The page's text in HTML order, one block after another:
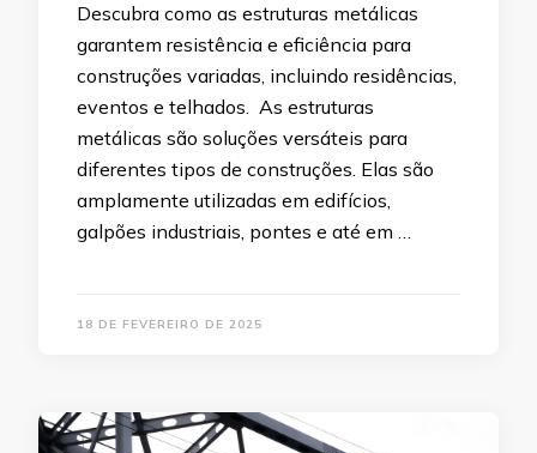
Descubra como as estruturas metálicas
garantem resistência e eficiência para
construções variadas, incluindo residências,
eventos e telhados. As estruturas
metálicas são soluções versáteis para
diferentes tipos de construções. Elas são
amplamente utilizadas em edifícios,
galpões industriais, pontes e até em …
18 DE FEVEREIRO DE 2025